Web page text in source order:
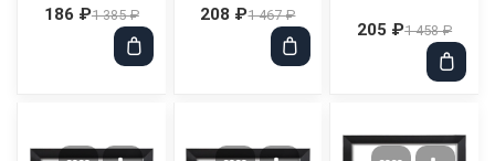
186 ₽1 385 ₽ 208 ₽1 467 ₽
205 ₽1 458 ₽